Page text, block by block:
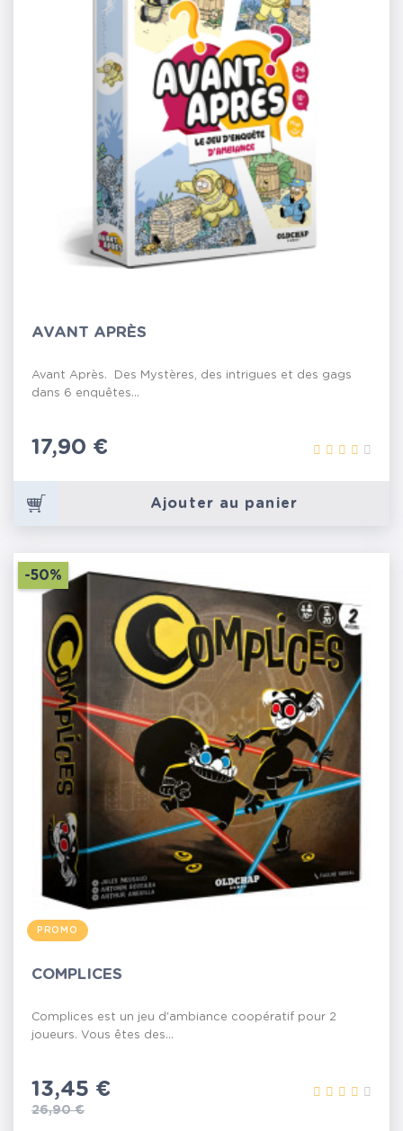
AVANT APRÈS
Avant Après. Des Mystères, des intrigues et des gags
dans 6 enquêtes...
Prix
17,90 €
Ajouter au panier
-50%
PROMO
COMPLICES
Complices est un jeu d'ambiance coopératif pour 2
joueurs. Vous êtes des...
Prix
13,45 €
Prix de base
26,90 €